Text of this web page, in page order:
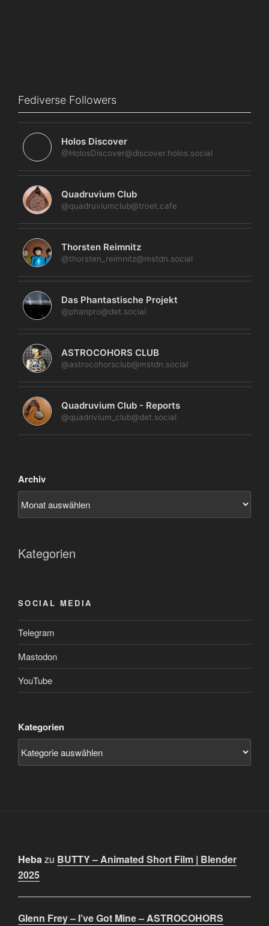
Fediverse Followers
Holos Discover
@HolosDiscover@discover.holos.social
Quadruvium Club
@quadruviumclub@troet.cafe
Thorsten Reimnitz
@thorsten_reimnitz@mstdn.social
Das Phantastische Projekt
@phanpro@det.social
ASTROCOHORS CLUB
@astrocohorsclub@mstdn.social
Quadruvium Club - Reports
@quadrivium_club@det.social
Archiv
Kategorien
SOCIAL MEDIA
Telegram
Mastodon
YouTube
Kategorien
Hebazu BUTTY – Animated Short Film | Blender
2025
Glenn Frey – I’ve Got Mine – ASTROCOHORS